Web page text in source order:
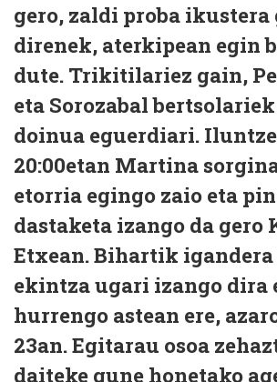
gero, zaldi proba
direnek, aterkipean egin
dute. Trikitilariez gain,
eta Sorozabal
doinua eguerdiari.
20:00etan Martina
etorria egingo zaio eta
dastaketa izango da gero
Etxean. Bihartik
ekintza ugari izango dira
hurrengo astean ere,
23an. Egitarau osoa
daiteke gune honetako